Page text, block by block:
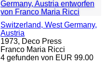
Switzerland, West Germany,
Austria
1973, Deco Press
Franco Maria Ricci
4 gefunden von EUR 99.00